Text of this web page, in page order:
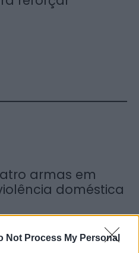
Not Process My Personal
armas em
doméstica